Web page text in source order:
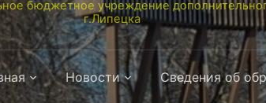
бюджетное учреждение
г.Липецка
Новости Сведения об